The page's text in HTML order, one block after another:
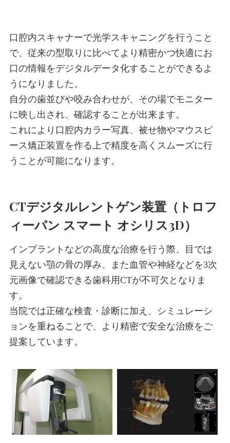
口腔内スキャナーで光学スキャニングを行うこと
で、従来の型取りに比べてより精密かつ快適にお
口の情報をデジタルデータ化することができるよ
うになりました。
自分の歯並びや咬み合わせが、その場でモニター
に映し出され、確認することが出来ます。
これにより口腔内カラー写真、被せ物やマウスピ
ース矯正装置を作る上で精度を高くスムーズに行
うことが可能になります。
CTデジタルレントゲン装置（トロフ
ィーパン スマート オシリス3D）
インプラントなどの高度な治療を行う際、目では
見えない顎の骨の厚み、また血管や神経などを3次
元画像で確認できる歯科用CTが不可欠となりま
す。
当院では正確な検査・診断に加え、シミュレーシ
ョンを重ねることで、より精密で安全な治療をご
提案しています。